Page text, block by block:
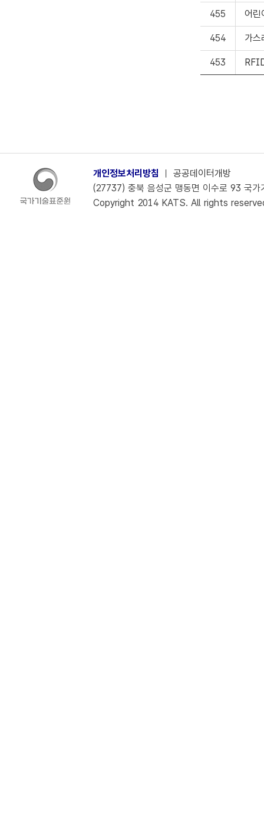
455 어린
454 가스
453
개인정보처리방침 ㅣ 공공데이터개방
(27737) 충북 음성군 맹동면 이수로 93 국
Copyright 2014 KATS. All rights